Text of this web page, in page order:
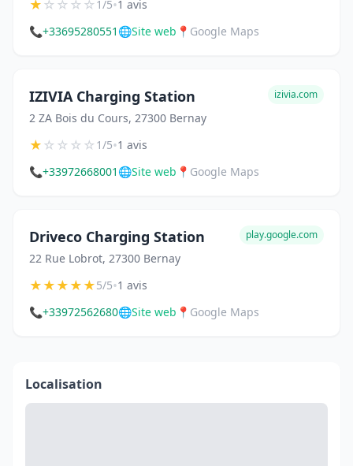
★☆☆☆☆1/5•1 avis
📞+33695280551 🌐Site web 📍 Google Maps
IZIVIA Charging Station
2 ZA Bois du Cours, 27300 Bernay
izivia.com
★☆☆☆☆1/5•1 avis
📞+33972668001 🌐Site web 📍 Google Maps
Driveco Charging Station
22 Rue Lobrot, 27300 Bernay
play.google.com
★★★★★5/5•1 avis
📞+33972562680🌐Site web 📍 Google Maps
Localisation